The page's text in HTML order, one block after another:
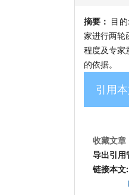
摘要： 目
家进行两轮
程度及专家
的依据。
引用
收藏文章
导出引用
链接本文: